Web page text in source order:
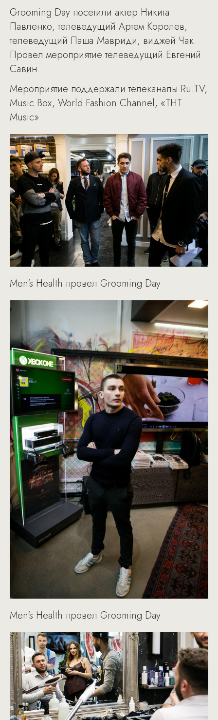
Grooming Day посетили актер Никита
Павленко, телеведущий Артем Королев,
телеведущий Паша Мавриди, виджей Чак.
Провел мероприятие телеведущий Евгений
Савин.
Мероприятие поддержали телеканалы Ru.TV,
Music Box, World Fashion Channel, «ТНТ
Music».
Men's Health провел Grooming Day
Men's Health провел Grooming Day